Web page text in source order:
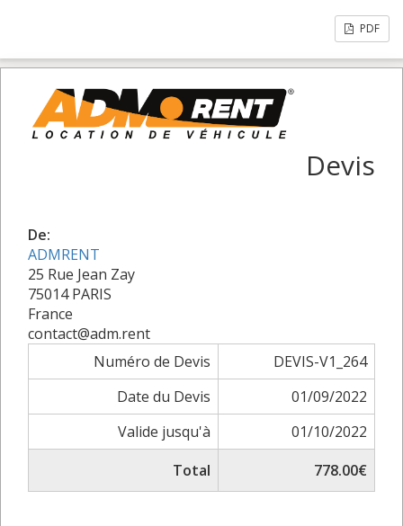
PDF
Devis
De:
ADMRENT
25 Rue Jean Zay
75014 PARIS
France
contact@adm.rent
Numéro de Devis
DEVIS-V1_264
Date du Devis
01/09/2022
Valide jusqu'à
01/10/2022
Total
778.00€